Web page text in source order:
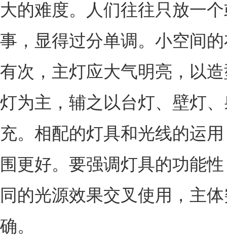
大的难度。人们往往只放一
事，显得过分单调。小空间
有次，主灯应大气明亮，以
灯为主，辅之以台灯、壁灯
充。相配的灯具和光线的运
围更好。要强调灯具的功能
同的光源效果交叉使用，主
确。